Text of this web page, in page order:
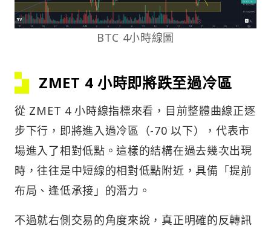
BTC 4小時線圖
ZMET 4 小時即將跌至過冷區
從 ZMET 4 小時線指標來看，目前整體曲線正逐
步下行，即將進入過冷區（-70 以下），代表市
場進入了相對低點。這樣的結構在過去幾次出現
時，往往是中短線的相對低點附近，具備「提前
布局、逢低承接」的潛力。
不過就右側交易的角度來說，真正明確的反轉訊